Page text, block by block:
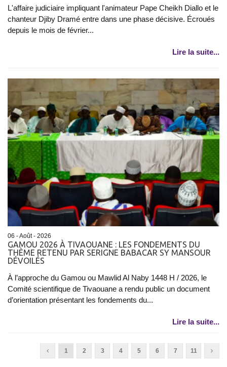
L'affaire judiciaire impliquant l'animateur Pape Cheikh Diallo et le
chanteur Djiby Dramé entre dans une phase décisive. Écroués
depuis le mois de février...
Lire la suite...
06 - Août - 2026
GAMOU 2026 À TIVAOUANE : LES FONDEMENTS DU
THÈME RETENU PAR SERIGNE BABACAR SY MANSOUR
DÉVOILÉS
À l’approche du Gamou ou Mawlid Al Naby 1448 H / 2026, le
Comité scientifique de Tivaouane a rendu public un document
d’orientation présentant les fondements du...
Lire la suite...
1 2 3 4 5 6 7 11